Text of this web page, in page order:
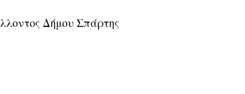
Δήμου Σπάρτης